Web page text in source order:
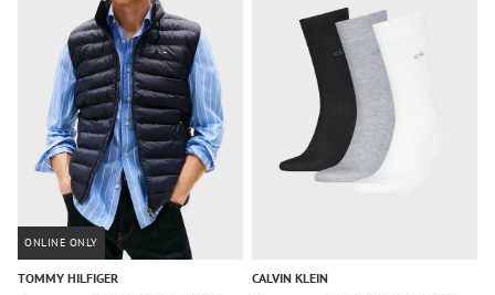
ONLINE ONLY
TOMMY HILFIGER CALVIN KLEIN